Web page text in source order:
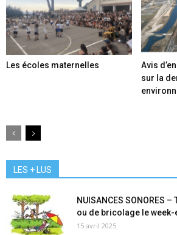
Les écoles maternelles
Avis
sur la
LES + LUS
NUISANCES SONORES
ou de bricolage le week-
15 avril 2025